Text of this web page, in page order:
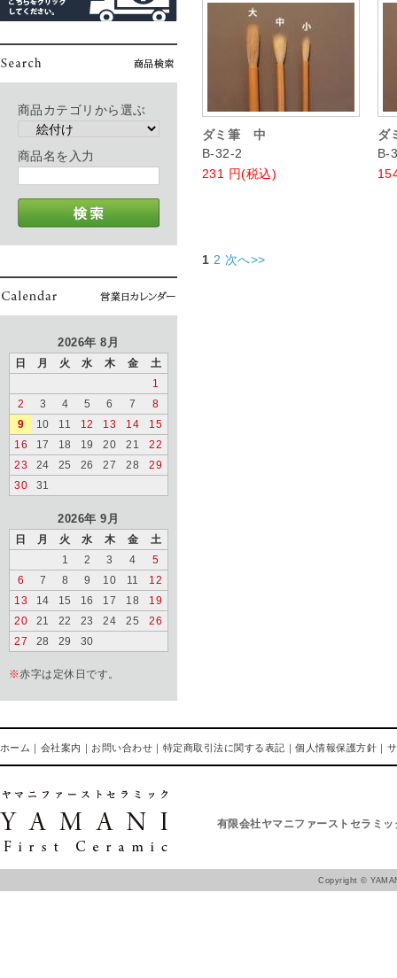
商品カテゴリから選ぶ
商品名を入力
2026年 8月
日 月 火 水 木 金
土
1
2
3 4 5 6 7
8
9
10 11 12 13 14
15
16
17 18 19 20 21
22
23
24 25 26 27 28
29
30
31
2026年 9月
日 月 火 水 木 金
土
1
2 3 4
5
6
7 8 9 10 11
12
13
14 15 16 17 18
19
20
21 22 23 24 25
26
27
28 29 30
※赤字は定休日です。
ダミ筆 中
B-32-2
231 円(税込)
ダ
B-
1 2 次へ>>
ホーム ｜ 会社案内 ｜ お問い合わせ ｜ 特定商取引法に関する表記 ｜個人情報保護方針 ｜
有限会社ヤマニファーストセラミッ
Copyright ©